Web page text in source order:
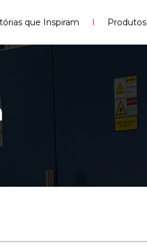
que Inspiram Produtos